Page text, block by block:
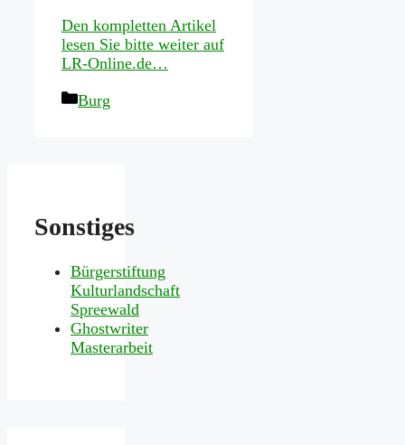
Den kompletten Artikel
lesen Sie bitte weiter auf
LR-Online.de…
Kategorien
Burg
Sonstiges
Bürgerstiftung
Kulturlandschaft
Spreewald
Ghostwriter
Masterarbeit